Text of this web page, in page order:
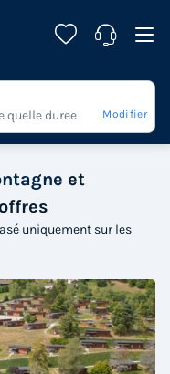
quelle duree Modifier
et
uniquement sur les